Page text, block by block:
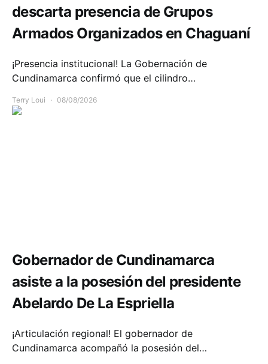
descarta presencia de Grupos
Armados Organizados en Chaguaní
¡Presencia institucional! La Gobernación de
Cundinamarca confirmó que el cilindro…
Terry Loui 08/08/2026
Gobernador de Cundinamarca
asiste a la posesión del presidente
Abelardo De La Espriella
¡Articulación regional! El gobernador de
Cundinamarca acompañó la posesión del…